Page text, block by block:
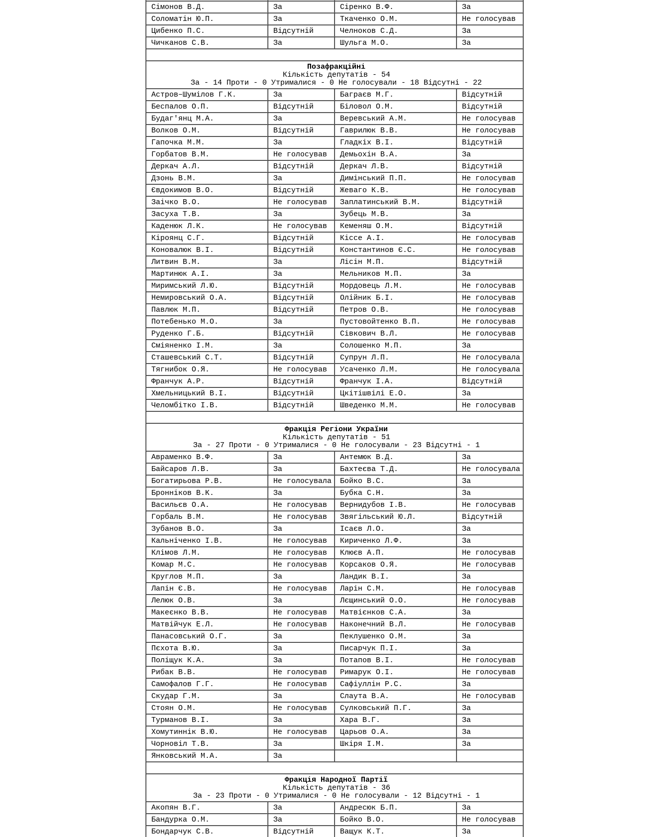
Сімонов В.Д.
За Сіренко В.Ф.
За
Соломатін Ю.П.
За Ткаченко О.М.
Не голосував
Цибенко П.С.
Відсутній Челноков С.Д.
За
Чичканов С.В.
За Шульга М.О. За
Позафракційні
Кількість депутатів - 54
За - 14 Проти - 0 Утрималися - 0 Не голосували - 18 Відсутні - 22
Астров–Шумілов Г.К.
За Баграєв М.Г.
Відсутній
Беспалов О.П.
Відсутній Біловол О.М.
Відсутній
Будаг'янц М.А.
За Веревський А.М.
Не голосував
Волков О.М.
Відсутній Гаврилюк В.В.
Не голосував
Гапочка М.М.
За Гладкіх В.І.
Відсутній
Горбатов В.М.
Не голосував Демьохін В.А.
За
Деркач А.Л.
Відсутній Деркач Л.В.
Відсутній
Дзонь В.М.
За Димінський П.П.
Не голосував
Євдокимов В.О.
Відсутній Жеваго К.В.
Не голосував
Заічко В.О.
Не голосував Заплатинський В.М.
Відсутній
Засуха Т.В.
За Зубець М.В.
За
Каденюк Л.К.
Не голосував Кеменяш О.М.
Відсутній
Кіроянц С.Г.
Відсутній Кіссе А.І.
Не голосував
Коновалюк В.І.
Відсутній Константинов Є.С.
Не голосував
Литвин В.М.
За Лісін М.П.
Відсутній
Мартинюк А.І.
За Мельников М.П.
За
Миримський Л.Ю.
Відсутній Мордовець Л.М.
Не голосував
Немировський О.А.
Відсутній Олійник Б.І.
Не голосував
Павлюк М.П.
Відсутній Петров О.В.
Не голосував
Потебенько М.О.
За Пустовойтенко В.П.
Не голосував
Руденко Г.Б.
Відсутній Сівкович В.Л.
Не голосував
Сміяненко І.М.
За Солошенко М.П.
За
Сташевський С.Т.
Відсутній Супрун Л.П.
Не голосувала
Тягнибок О.Я.
Не голосував Усаченко Л.М.
Не голосувала
Франчук А.Р.
Відсутній Франчук І.А.
Відсутній
Хмельницький В.І.
Відсутній Цкітішвілі Е.О.
За
Челомбітко І.В.
Відсутній Шведенко М.М. Не голосував
Фракція Регіони України
Кількість депутатів - 51
За - 27 Проти - 0 Утрималися - 0 Не голосували - 23 Відсутні - 1
Авраменко В.Ф.
За Антемюк В.Д.
За
Байсаров Л.В.
За Бахтеєва Т.Д.
Не голосувала
Богатирьова Р.В.
Не голосувала Бойко В.С.
За
Бронніков В.К.
За Бубка С.Н.
За
Васильєв О.А.
Не голосував Вернидубов І.В.
Не голосував
Горбаль В.М.
Не голосував Звягільський Ю.Л.
Відсутній
Зубанов В.О.
За Ісаєв Л.О.
За
Кальніченко І.В.
Не голосував Кириченко Л.Ф.
За
Клімов Л.М.
Не голосував Клюєв А.П.
Не голосував
Комар М.С.
Не голосував Корсаков О.Я.
Не голосував
Круглов М.П.
За Ландик В.І.
За
Лапін Є.В.
Не голосував Ларін С.М.
Не голосував
Лелюк О.В.
За Лєщинський О.О.
Не голосував
Макеєнко В.В.
Не голосував Матвієнков С.А.
За
Матвійчук Е.Л.
Не голосував Наконечний В.Л.
Не голосував
Панасовський О.Г.
За Пеклушенко О.М.
За
Пєхота В.Ю.
За Писарчук П.І.
За
Поліщук К.А.
За Потапов В.І.
Не голосував
Рибак В.В.
Не голосував Римарук О.І.
Не голосував
Самофалов Г.Г.
Не голосував Сафіуллін Р.С.
За
Скудар Г.М.
За Слаута В.А.
Не голосував
Стоян О.М.
Не голосував Сулковський П.Г.
За
Турманов В.І.
За Хара В.Г.
За
Хомутиннік В.Ю.
Не голосував Царьов О.А.
За
Чорновіл Т.В.
За Шкіря І.М.
За
Янковський М.А.
За
Фракція Народної Партії
Кількість депутатів - 36
За - 23 Проти - 0 Утрималися - 0 Не голосували - 12 Відсутні - 1
Акопян В.Г.
За Андресюк Б.П.
За
Бандурка О.М.
За Бойко В.О.
Не голосував
Бондарчук С.В.
Відсутній Ващук К.Т. За